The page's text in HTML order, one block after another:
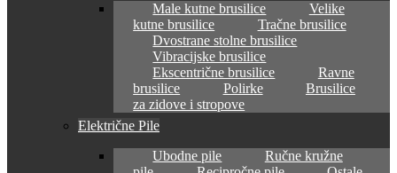
Male kutne brusilice
Velike
kutne brusilice
Tračne brusilice
Dvostrane stolne brusilice
Vibracijske brusilice
Ekscentrične brusilice
Ravne
brusilice
Polirke
Brusilice
za zidove i stropove
Električne Pile
Ubodne pile
Ručne kružne